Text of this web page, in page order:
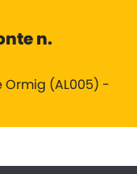
n.
Ormig (AL005) -